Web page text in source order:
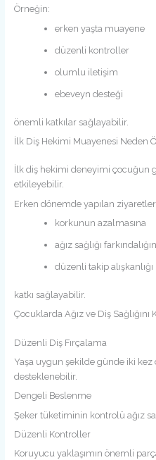
Örneğin:
erken yaşta muayene
düzenli kontroller
olumlu iletişim
ebeveyn desteği
önemli katkılar sağlayabilir.
İlk Diş Hekimi Muayenesi Neden
İlk diş hekimi deneyimi çocuğun
etkileyebilir.
Erken dönemde yapılan
korkunun azalmasına
ağız sağlığı
düzenli takip alışkanlığı
katkı sağlayabilir.
Çocuklarda Ağız ve Diş
Düzenli Diş Fırçalama
Yaşa uygun şekilde günde iki kez
desteklenebilir.
Dengeli Beslenme
Şeker tüketiminin kontrolü ağız
Düzenli Kontroller
Koruyucu yaklaşımın önemli